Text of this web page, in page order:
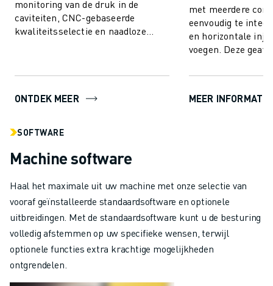
monitoring van de druk in de
caviteiten, CNC-gebaseerde
kwaliteitsselectie en naadloze
ONTDEK MEER
met meerdere
eenvoudig te
en horizontale
voegen. Deze
mogelijk o...
MEER INFORMATIE
SOFTWARE
Machine software
Haal het maximale uit uw machine met onze selectie van
vooraf geïnstalleerde standaardsoftware en optionele
uitbreidingen. Met de standaardsoftware kunt u de besturing
volledig afstemmen op uw specifieke wensen, terwijl
optionele functies extra krachtige mogelijkheden
ontgrendelen.